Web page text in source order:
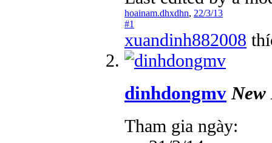
hoainam.dhxdhn, 22/3/13
#1
xuandinh882008
dinhdongmv New
Tham gia ngày: